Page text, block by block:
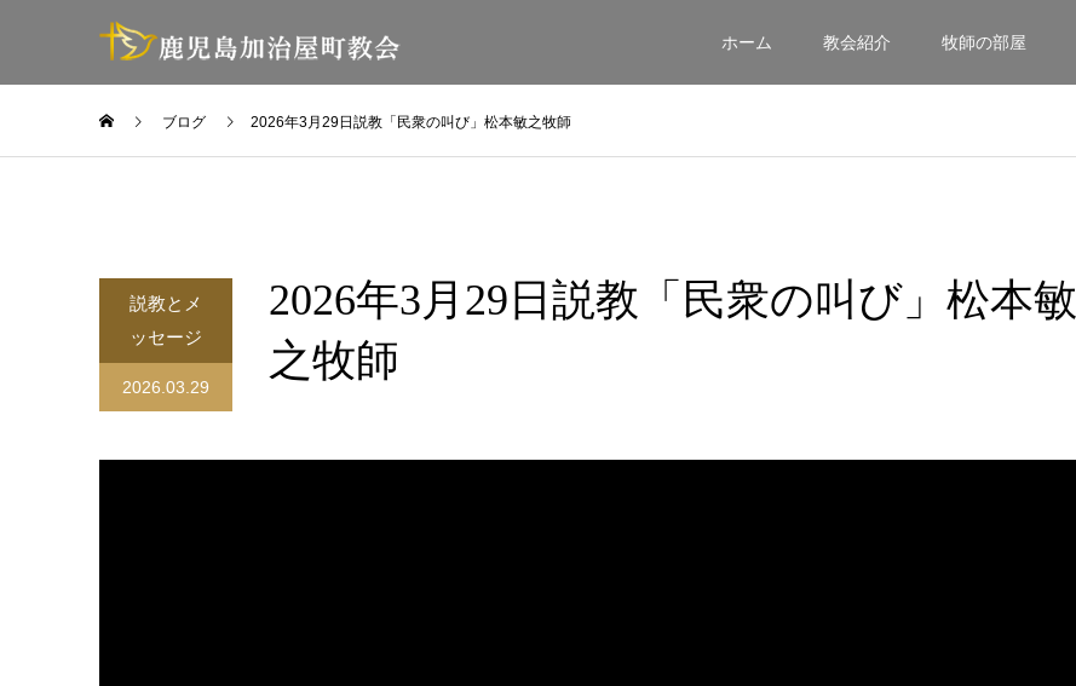
ホーム 教会紹介 牧師の部屋
ブログ 2026年3月29日説教「民衆の叫び」松本敏之牧師
説教とメ
ッセージ
2026.03.29
2026年3月29日説教「民衆の叫び」松本敏
之牧師